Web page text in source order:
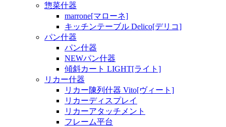
惣菜什器
marrone[マローネ]
キッチンテーブル Delico[デリコ]
パン什器
パン什器
NEWパン什器
傾斜カート LIGHT[ライト]
リカー什器
リカー陳列什器 Vito[ヴィート]
リカーディスプレイ
リカーアタッチメント
フレーム平台